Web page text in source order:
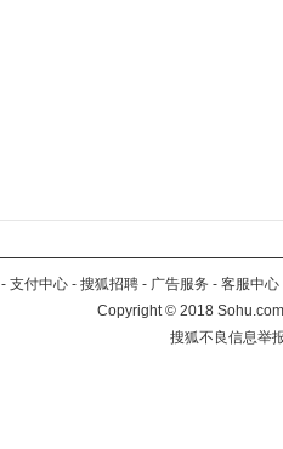
- 支付中心 - 搜狐招聘 - 广告服务 - 客服中心
Copyright©2018
搜狐不良信息举